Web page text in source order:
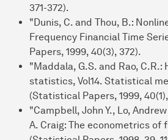
371-372).
"Dunis, C. and Thou, B.:
Frequency Financial Time
Papers, 1999, 40(3), 372).
"Maddala, G.S. and Rao, C.R.:
statistics, Vol14. Statistical
(Statistical Papers, 1999, 40(1),
"Campbell, John Y., Lo,
A. Craig: The econometrics of